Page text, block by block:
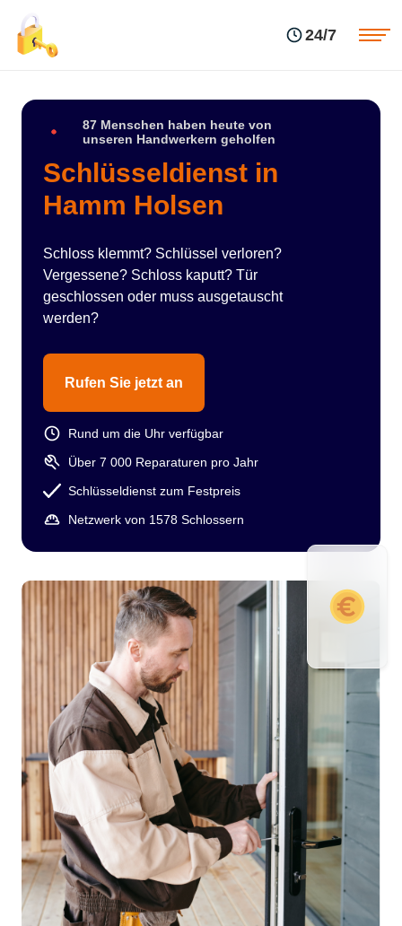
24/7
87 Menschen haben heute von
unseren Handwerkern geholfen
Schlüsseldienst in
Hamm Holsen
Schloss klemmt? Schlüssel verloren?
Vergessene? Schloss kaputt? Tür
geschlossen oder muss ausgetauscht
werden?
Rufen Sie jetzt an
Rund um die Uhr verfügbar
Über 7 000 Reparaturen pro Jahr
Schlüsseldienst zum Festpreis
Netzwerk von 1578 Schlossern